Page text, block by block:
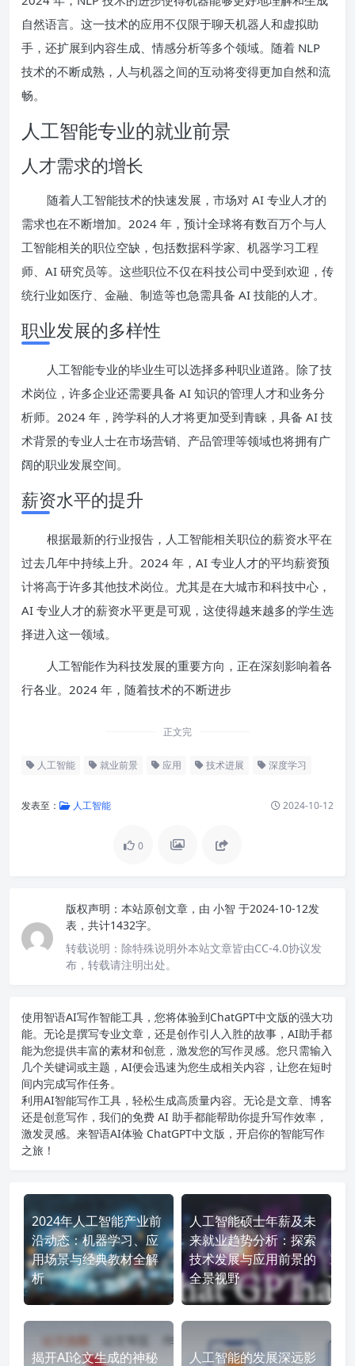
自然语言。这一技术的应用不仅限于聊天机器人和虚拟助
手，还扩展到内容生成、情感分析等多个领域。随着 NLP
技术的不断成熟，人与机器之间的互动将变得更加自然和流
畅。
人工智能专业的就业前景
人才需求的增长
随着人工智能技术的快速发展，市场对 AI 专业人才的
需求也在不断增加。2024 年，预计全球将有数百万个与人
工智能相关的职位空缺，包括数据科学家、机器学习工程
师、AI 研究员等。这些职位不仅在科技公司中受到欢迎，传
统行业如医疗、金融、制造等也急需具备 AI 技能的人才。
职业发展的多样性
人工智能专业的毕业生可以选择多种职业道路。除了技
术岗位，许多企业还需要具备 AI 知识的管理人才和业务分
析师。2024 年，跨学科的人才将更加受到青睐，具备 AI 技
术背景的专业人士在市场营销、产品管理等领域也将拥有广
阔的职业发展空间。
薪资水平的提升
根据最新的行业报告，人工智能相关职位的薪资水平在
过去几年中持续上升。2024 年，AI 专业人才的平均薪资预
计将高于许多其他技术岗位。尤其是在大城市和科技中心，
AI 专业人才的薪资水平更是可观，这使得越来越多的学生选
择进入这一领域。
人工智能作为科技发展的重要方向，正在深刻影响着各
行各业。2024 年，随着技术的不断进步
正文完
人工智能 就业前景 应用 技术进展 深度学习
发表至： 人工智能 2024-10-12
0
版权声明： 本站原创文章，由 小智 于2024-10-12发
表，共计1432字。
转载说明： 除特殊说明外本站文章皆由CC-4.0协议发
布，转载请注明出处。
使用智语AI写作智能工具，您将体验到ChatGPT中文版的强大功
能。无论是撰写专业文章，还是创作引人入胜的故事，AI助手都
能为您提供丰富的素材和创意，激发您的写作灵感。您只需输入
几个关键词或主题，AI便会迅速为您生成相关内容，让您在短时
间内完成写作任务。
利用AI智能写作工具，轻松生成高质量内容。无论是文章、博客
还是创意写作，我们的免费 AI 助手都能帮助你提升写作效率，
激发灵感。来智语AI体验 ChatGPT中文版 ，开启你的智能写作
之旅！
2024年人工智能产业前
沿动态：机器学习、应
用场景与经典教材全解
析
人工智能硕士年薪及未
来就业趋势分析：探索
技术发展与应用前景的
全景视野
揭开AI论文生成的神秘
人工智能的发展深远影